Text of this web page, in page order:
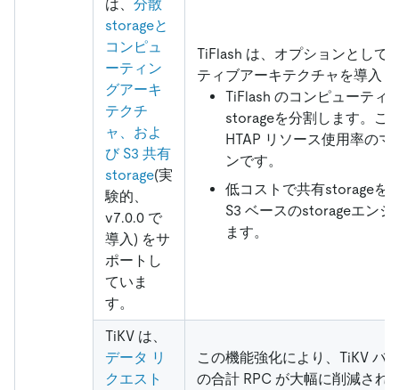
は、 分散
storageと
コンピュ
ーティン
グアーキ
テクチ
ャ、およ
び S3 共有
storage(実
験的、
v7.0.0 で
導入) をサ
ポートし
ていま
す。
TiFlash は、オプションとして
ティブアーキテクチャを導入
TiFlash のコンピューティ
storageを分割します。こ
HTAP リソース使用率のマ
ンです。
低コストで共有storageを
S3 ベースのstorageエンジ
ます。
TiKV は、
データ リ
クエスト
この機能強化により、TiKV バ
の合計 RPC が大幅に削減され